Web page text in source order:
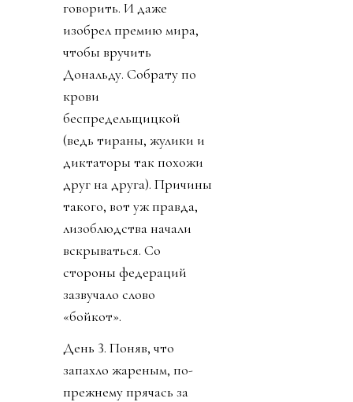
говорить. И даже
изобрел премию мира,
чтобы вручить
Дональду. Собрату по
крови
беспредельщицкой
(ведь тираны, жулики и
диктаторы так похожи
друг на друга). Причины
такого, вот уж правда,
лизоблюдства начали
вскрываться. Со
стороны федераций
зазвучало слово
«бойкот».
День 3. Поняв, что
запахло жареным, по-
прежнему прячась за